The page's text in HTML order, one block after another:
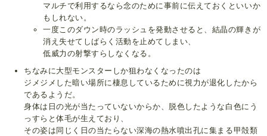
マルチで利用するなら念のために事前に伝えておくといいか
もしれない。
一度このダウン時のラッシュを発動させると、結晶の輝きが
消え失せてしばらく活動を止めてしまい、
低威力の射撃すらしなくなる。
ちなみに大型モンスターしか狙わなくなったのは
ジメジメした暗い場所に棲息しているために視力が退化したから
であるようだ。
身体は日の光が当たっていないからか、脱色したような白色にう
っすらと体毛が生えており、
その姿は同じく日の当たらない深海の熱水噴出孔に集まる甲殻類